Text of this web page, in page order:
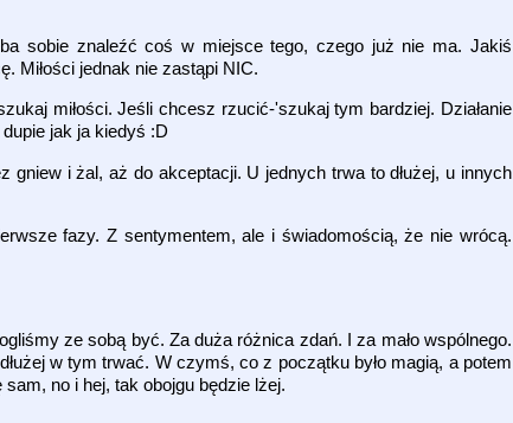
sobie znaleźć coś w miejsce tego, czego już nie ma. Jakiś
Miłości jednak nie zastąpi NIC.
miłości. Jeśli chcesz rzucić-'szukaj tym bardziej. Działanie
jak ja kiedyś :D
i żal, aż do akceptacji. U jednych trwa to dłużej, u innych
fazy. Z sentymentem, ale i świadomością, że nie wrócą.
ze sobą być. Za duża różnica zdań. I za mało wspólnego.
w tym trwać. W czymś, co z początku było magią, a potem
sam, no i hej, tak obojgu będzie lżej.